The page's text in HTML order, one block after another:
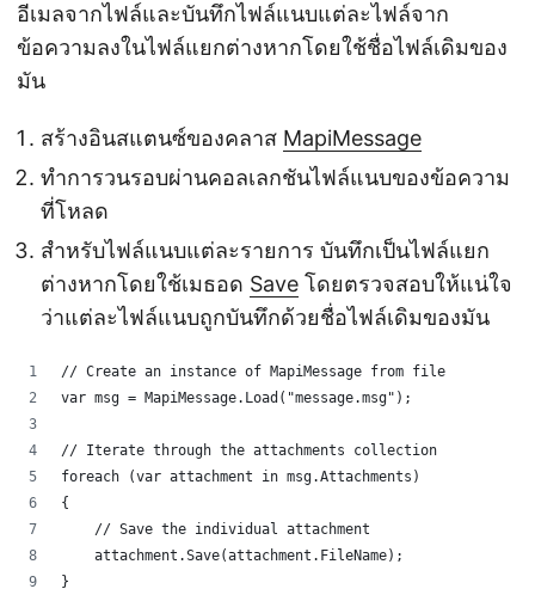
อีเมลจากไฟล์และบันทึกไฟล์แนบแต่ละไฟล์จาก
ข้อความลงในไฟล์แยกต่างหากโดยใช้ชื่อไฟล์เดิมของ
มัน
สร้างอินสแตนซ์ของคลาส MapiMessage
ทำการวนรอบผ่านคอลเลกชันไฟล์แนบของข้อความ
ที่โหลด
สำหรับไฟล์แนบแต่ละรายการ บันทึกเป็นไฟล์แยก
ต่างหากโดยใช้เมธอด Save โดยตรวจสอบให้แน่ใจ
ว่าแต่ละไฟล์แนบถูกบันทึกด้วยชื่อไฟล์เดิมของมัน
// Create an instance of MapiMessage from file
var msg = MapiMessage.Load("message.msg");
// Iterate through the attachments collection
foreach (var attachment in msg.Attachments)
{
    // Save the individual attachment
    attachment.Save(attachment.FileName);
}